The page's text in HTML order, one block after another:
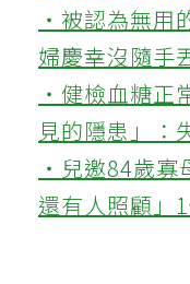
‧被認為無用
婦慶幸沒隨手
‧健檢血糖正
見的隱患」：
‧兒邀84歲寡
還有人照顧」